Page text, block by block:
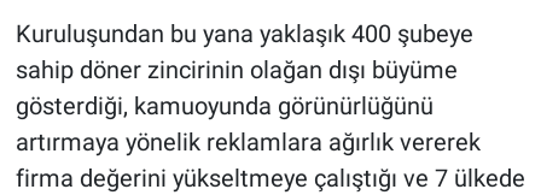
Kuruluşundan bu yana yaklaşık 400 şubeye
sahip döner zincirinin olağan dışı büyüme
gösterdiği, kamuoyunda görünürlüğünü
artırmaya yönelik reklamlara ağırlık vererek
firma değerini yükseltmeye çalıştığı ve 7 ülkede